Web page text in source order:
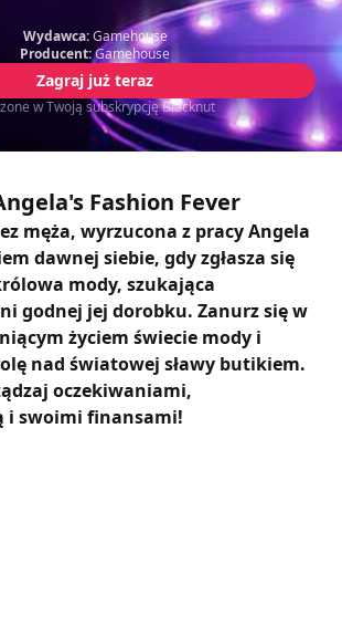
Wydawca: Gamehouse
Producent:Gamehouse
Zagraj już teraz
w Twoją subskrypcję Blacknut
Fashion Fever
męża, wyrzucona z pracy Angela
dawnej siebie, gdy zgłasza się
mody, szukająca
godnej jej dorobku. Zanurz się w
życiem świecie mody i
nad światowej sławy butikiem.
oczekiwaniami,
i swoimi finansami!